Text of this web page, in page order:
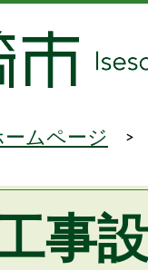
ムページ
事